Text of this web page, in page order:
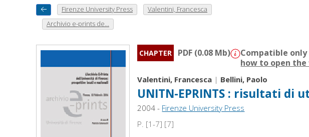
Firenze University Press
Valentini, Francesca
Archivio e-prints de...
CHAPTER PDF (0.08 Mb) Compatible
how to open the
Valentini, Francesca | Bellini, Paolo
UNITN-EPRINTS : risultati di
2004 - Firenze University Press
P. [1-7] [7]